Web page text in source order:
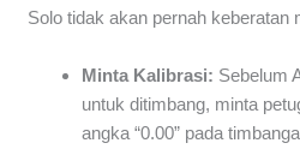
Solo tidak akan pernah keberatan
Minta Kalibrasi: Sebelum
untuk ditimbang, minta
angka “0.00” pada